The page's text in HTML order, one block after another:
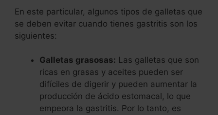
* Research: Accredited active researcher in
the area of technology management with
various finished research products. Research
Field: Management Technology in business
organizations. Speaker at different events and
conferences National and international. Author
of academic books and different articles
scientific investigation.
En este particular, algunos tipos de galletas que
se deben evitar cuando tienes gastritis son los
siguientes:
Galletas grasosas: Las galletas que son
ricas en grasas y aceites pueden ser
difíciles de digerir y pueden aumentar la
producción de ácido estomacal, lo que
empeora la gastritis. Por lo tanto, es